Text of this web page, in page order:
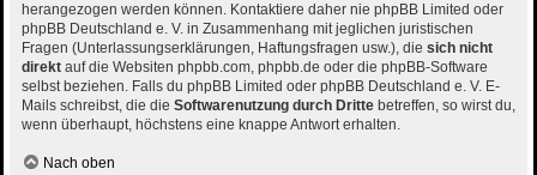
herangezogen werden können. Kontaktiere daher nie phpBB Limited oder
phpBB Deutschland e. V. in Zusammenhang mit jeglichen juristischen
Fragen (Unterlassungserklärungen, Haftungsfragen usw.), die sich nicht
direkt auf die Websiten phpbb.com, phpbb.de oder die phpBB-Software
selbst beziehen. Falls du phpBB Limited oder phpBB Deutschland e. V. E-
Mails schreibst, die die Softwarenutzung durch Dritte betreffen, so wirst du,
wenn überhaupt, höchstens eine knappe Antwort erhalten.
Nach oben